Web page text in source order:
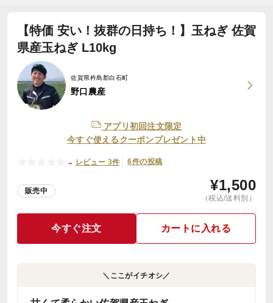
【特価 安い！抜群の日持ち！】玉ねぎ 佐賀
県産玉ねぎ L10kg
佐賀県杵島郡白石町
野口農産
アプリ初回注文限定
今すぐ使えるクーポンプレゼント中
- レビュー 3件 6件の投稿
販売中 ¥1,500
（税込/送料別）
今すぐ注文 カートに入れる
＼ここがイチオシ／